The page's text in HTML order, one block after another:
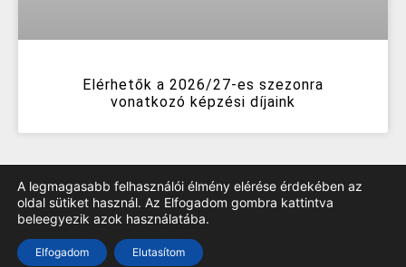
Elérhetők a 2026/27-es szezonra
vonatkozó képzési díjaink
A legmagasabb felhasználói élmény elérése érdekében az
oldal sütiket használ. Az Elfogadom gombra kattintva
beleegyezik azok használatába.
Elfogadom Elutasítom